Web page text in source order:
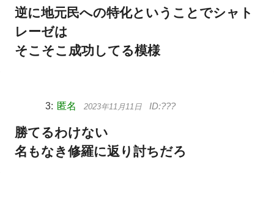
逆に地元民への特化ということでシャト
レーゼは
そこそこ成功してる模様
匿名 2023年11月11日
勝てるわけない
名もなき修羅に返り討ちだろ